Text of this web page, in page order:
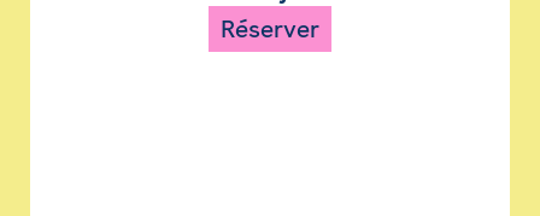
Réserver